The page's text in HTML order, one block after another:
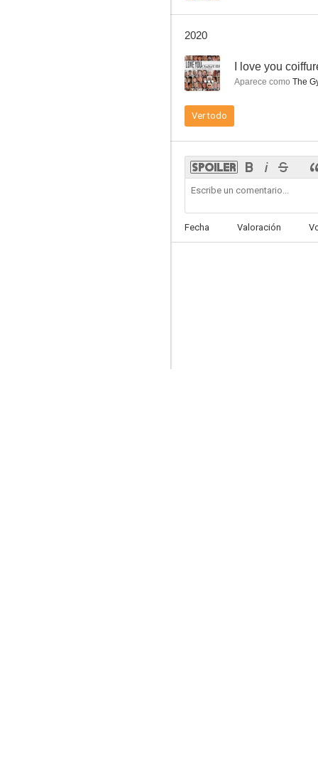
--
--
2020
-- I love you
Aparece como The
Ver todo
Fecha Valoración